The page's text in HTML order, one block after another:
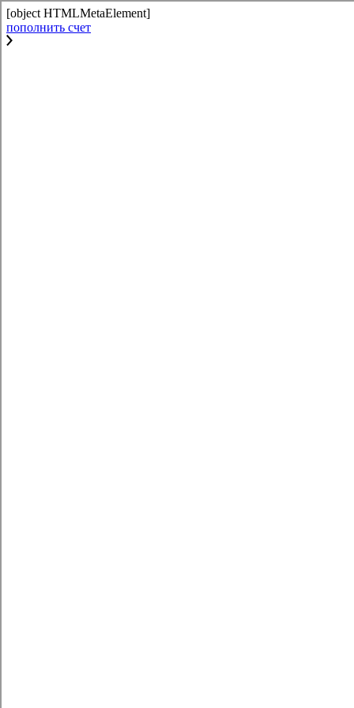
[object HTMLMetaElement]
пополнить счет